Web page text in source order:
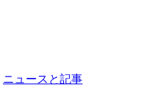
ニュースと記事